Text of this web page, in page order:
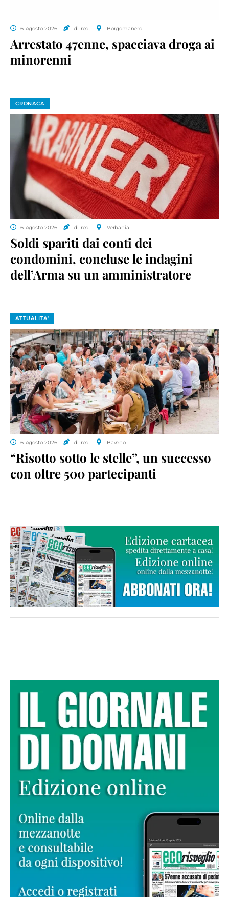
6 Agosto 2026 di red. Borgomanero
Arrestato 47enne, spacciava droga ai
minorenni
CRONACA
6 Agosto 2026 di red. Verbania
Soldi spariti dai conti dei
condomini, concluse le indagini
dell’Arma su un amministratore
ATTUALITA'
6 Agosto 2026 di red. Baveno
“Risotto sotto le stelle”, un successo
con oltre 500 partecipanti